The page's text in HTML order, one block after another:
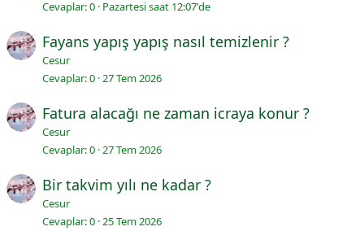
Cevaplar 0 Pazartesi saat 12:07'de
Fayans yapış yapış nasıl temizlenir ?
Cesur
Cevaplar 0 27 Tem 2026
Fatura alacağı ne zaman icraya konur ?
Cesur
Cevaplar 0 27 Tem 2026
Bir takvim yılı ne kadar ?
Cesur
Cevaplar 0 25 Tem 2026